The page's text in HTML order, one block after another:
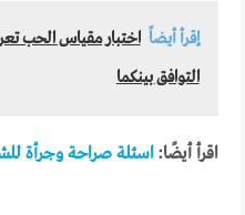
إقرأ أيضاً اختبار مقياس الحب
التوافق بينكما
اقرأ أيضًا:اسئلة صراحة وجرأة